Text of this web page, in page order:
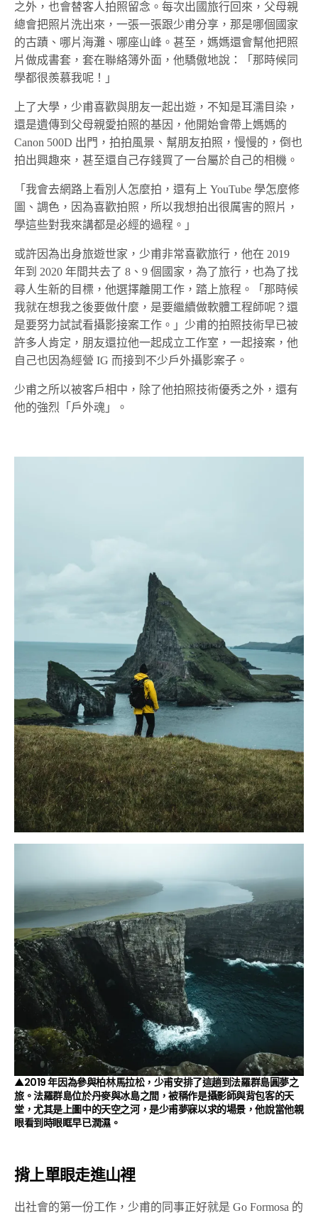
之外，也會替客人拍照留念。每次出國旅行回來，父母親
總會把照片洗出來，一張一張跟少甫分享，那是哪個國家
的古蹟、哪片海灘、哪座山峰。甚至，媽媽還會幫他把照
片做成書套，套在聯絡簿外面，他驕傲地說：「那時候同
學都很羨慕我呢！」
上了大學，少甫喜歡與朋友一起出遊，不知是耳濡目染，
還是遺傳到父母親愛拍照的基因，他開始會帶上媽媽的
Canon 500D 出門，拍拍風景、幫朋友拍照，慢慢的，倒也
拍出興趣來，甚至還自己存錢買了一台屬於自己的相機。
「我會去網路上看別人怎麼拍，還有上 YouTube 學怎麼修
圖、調色，因為喜歡拍照，所以我想拍出很厲害的照片，
學這些對我來講都是必經的過程。」
或許因為出身旅遊世家，少甫非常喜歡旅行，他在 2019
年到 2020 年間共去了 8、9 個國家，為了旅行，也為了找
尋人生新的目標，他選擇離開工作，踏上旅程。「那時候
我就在想我之後要做什麼，是要繼續做軟體工程師呢？還
是要努力試試看攝影接案工作。」少甫的拍照技術早已被
許多人肯定，朋友還拉他一起成立工作室，一起接案，他
自己也因為經營 IG 而接到不少戶外攝影案子。
少甫之所以被客戶相中，除了他拍照技術優秀之外，還有
他的強烈「戶外魂」。
▲2019 年因為參與柏林馬拉松，少甫安排了這趟到法羅群島圓夢之
旅。法羅群島位於丹麥與冰島之間，被稱作是攝影師與背包客的天
堂，尤其是上圖中的天空之河，是少甫夢寐以求的場景，他說當他親
眼看到時眼眶早已潤濕。
揹上單眼走進山裡
出社會的第一份工作，少甫的同事正好就是 Go Formosa 的